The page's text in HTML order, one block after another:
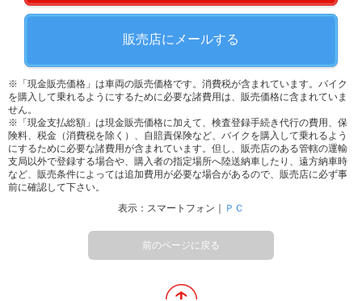
販売店にメールする
※「現金販売価格」は車両の販売価格です。消費税が含まれています。バイク
を購入して乗れるようにするために必要な諸費用は、販売価格に含まれていま
せん。
※「現金支払総額」は現金販売価格に加えて、検査登録手続き代行の費用、保
険料、税金（消費税を除く）、自賠責保険など、バイクを購入して乗れるよう
にするために必要な諸費用が含まれています。但し、販売店のある管轄の運輸
支局以外で登録する場合や、購入者の指定場所へ陸送納車したり、遠方納車時
など、販売条件によっては追加費用が必要な場合があるので、販売店に必ず事
前に確認して下さい。
表示：スマートフォン｜
ＰＣ
前のページに戻る